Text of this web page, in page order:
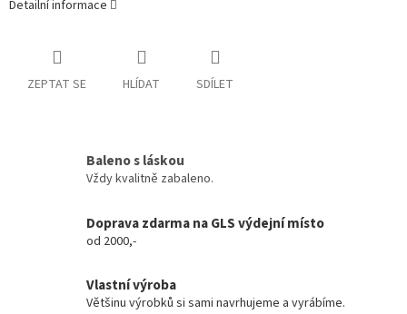
Detailní informace
ZEPTAT SE HLÍDAT SDÍLET
Baleno s láskou
Vždy kvalitně zabaleno.
Doprava zdarma na GLS výdejní místo
od 2000,-
Vlastní výroba
Většinu výrobků si sami navrhujeme a vyrábíme.